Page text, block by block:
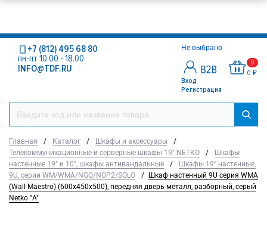
Не выбрано
Вход
Регистрация
0
0 ₽
+7 (812) 495 68 80
пн-пт 10.00 - 18.00
INFO@TDF.RU
Главная / Каталог / Шкафы и аксессуары
/
Телекоммуникационные и серверные шкафы 19" NETKO
/
Шкафы
настенные 19" и 10", шкафы антивандальные
/
Шкафы 19” настенные,
9U, серии WM/WMA/NGQ/NOP2/SOLO
/
Шкаф настенный 9U серия WMA
(Wall Maestro) (600х450х500), передняя дверь металл, разборный, серый
Netko "А"